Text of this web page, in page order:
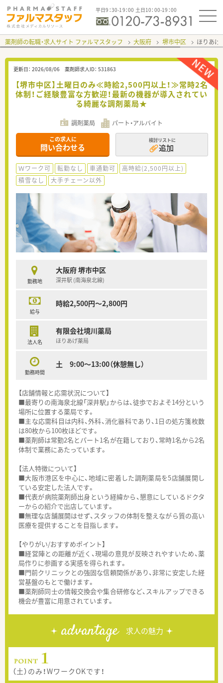
平日9：30-19：00 土日10：00-19：00
薬剤師の転職・求人サイト ファルマスタッフ 大阪府 堺市中区 ほりあげ
更新日： 2026/08/06 薬剤師求人ID： 531863
【堺市中区】土曜日のみ≪時給2,500円以上！≫常時2名
体制！ご経験豊富な方歓迎！最新の機器が導入されてい
る綺麗な調剤薬局★
調剤薬局 パート・アルバイト
この求人に
問い合わせる
検討リストに
追加
Ｗワーク可 転勤なし 車通勤可
高時給(2,500円以上)
積雪なし
大手チェーン以外
勤務地
大阪府 堺市中区
深井駅 (南海泉北線)
給与
時給2,500円～2,800円
法人名
有限会社境川薬局
ほりあげ薬局
勤務時間
土 9:00～13:00（休憩無し）
【店舗情報と応需状況について】
■最寄りの南海泉北線「深井駅」からは、徒歩でおよそ14分という
場所に位置する薬局です。
■主な応需科目は内科、外科、消化器科であり、1日の処方箋枚数
は80枚から100枚ほどです。
■薬剤師は常勤2名とパート1名が在籍しており、常時1名から2名
体制で業務にあたっています。
【法人特徴について】
■大阪市港区を中心に、地域に密着した調剤薬局を5店舗展開し
ている安定した法人です。
■代表が病院薬剤師出身という経緯から、懇意にしているドクタ
ーからの紹介で出店しています。
■無理な店舗展開はせず、スタッフの体制を整えながら質の高い
医療を提供することを目指します。
【やりがい/おすすめポイント】
■経営陣との距離が近く、現場の意見が反映されやすいため、薬
局作りに参画する実感を得られます。
■門前クリニックとの強固な信頼関係があり、非常に安定した経
営基盤のもとで働けます。
■薬剤師同士の情報交換会や集合研修など、スキルアップできる
機会が豊富に用意されています。
advantage 求人の魅力
（土）のみ！WワークOKです！